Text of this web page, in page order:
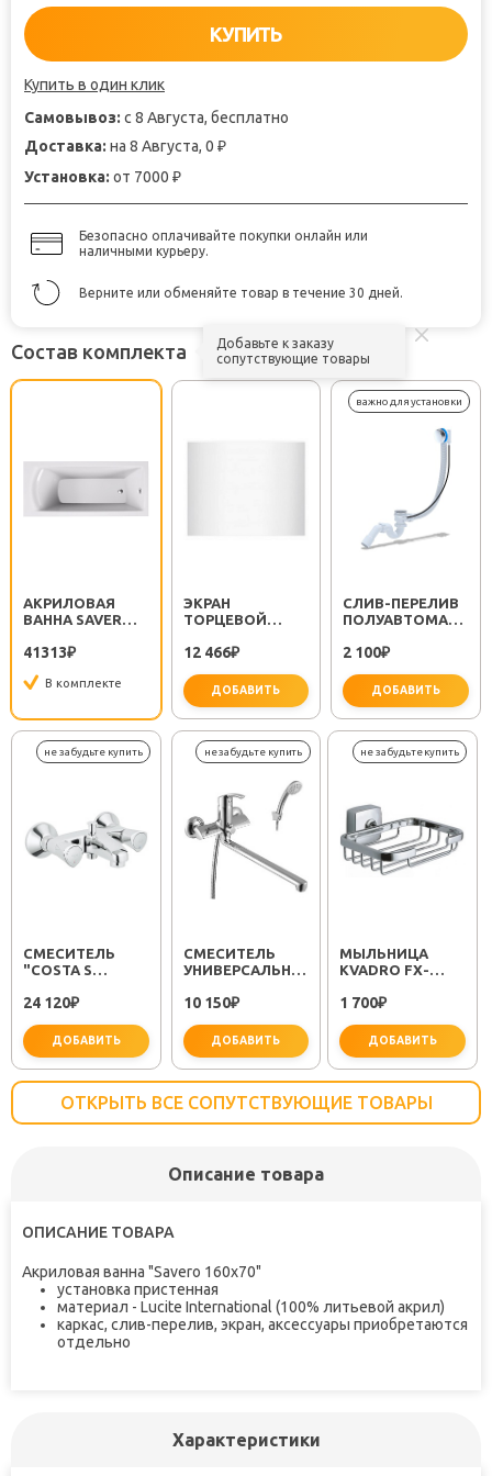
КУПИТЬ
Купить в один клик
Самовывоз: с 8 Августа, бесплатно
Доставка: на 8 Августа, 0 ₽
Установка: от 7000 ₽
Безопасно оплачивайте покупки онлайн или
наличными курьеру.
Верните или обменяйте товар в течение 30 дней.
Состав комплекта
Добавьте к заказу
сопутствующие товары
АКРИЛОВАЯ
ВАННА SAVERO
41313₽
В комплекте
ЭКРАН
ТОРЦЕВОЙ
12 466₽
ДОБАВИТЬ
важно
CЛИВ-ПЕРЕЛИВ
ПОЛУАВТОМАТ
2 100₽
ДОБАВИТЬ
СМЕСИТЕЛЬ
"COSTA S
24 120₽
ДОБАВИТЬ
не забудьте купить
СМЕСИТЕЛЬ
УНИВЕРСАЛЬНЫЙ
LM1151C"
10 150₽
ДОБАВИТЬ
МЫЛЬНИЦА
KVADRO FX-
1 700₽
ДОБАВИТЬ
ОТКРЫТЬ ВСЕ СОПУТСТВУЮЩИЕ ТОВАРЫ
Описание товара
ОПИСАНИЕ ТОВАРА
Акриловая ванна "Savero 160x70"
установка пристенная
материал - Lucite International (100% литьевой акрил)
каркас, слив-перелив, экран, аксессуары приобретаются
отдельно
Характеристики